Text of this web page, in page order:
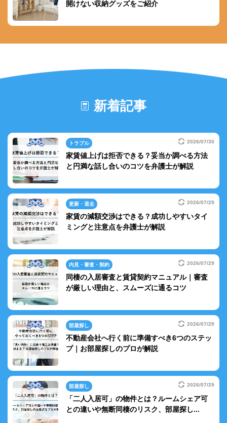
開けない収納グッズをご紹介
新着記事
トラブル 2026/07/30
家賃値上げは拒否できる？妥当か調べる方法
と円満な話し合いのコツを弁護士が解説
更新・退去 2026/07/29
家賃の減額交渉はできる？成功しやすいタイ
ミングと注意点を弁護士が解説
内見・審査・契約 2026/07/29
同棲の入居審査と賃貸契約マニュアル｜審査
が厳しい理由と、スムーズに通るコツ
部屋探し 2026/07/29
不動産会社へ行く前に準備すべき6つのステッ
プ｜お部屋探しのプロが解説
部屋探し 2026/07/29
「二人入居可」の物件とは？ルームシェア可
との違いや無断同棲のリスク、部屋探し...